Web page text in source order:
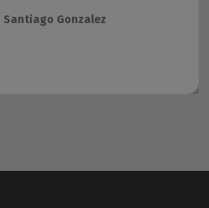
Santiago Gonzalez